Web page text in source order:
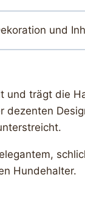
und
und trägt die
dezenten
Hundehalter.